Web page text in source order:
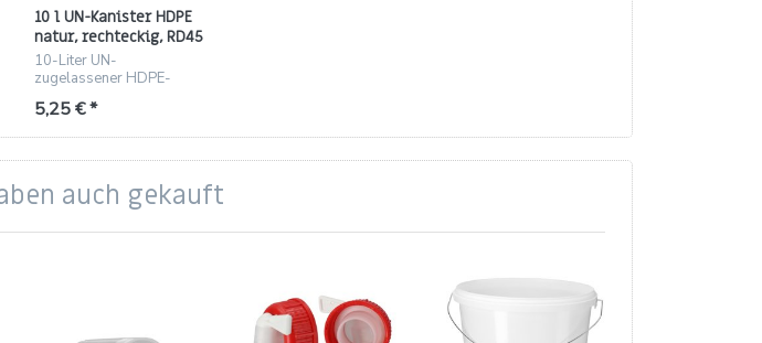
10 l UN-Kanister HDPE
natur, rechteckig, RD45
Gewinde, 360 g
10-Liter UN-
zugelassener HDPE-
RD45, 360 g
5,25 € *
auch gekauft